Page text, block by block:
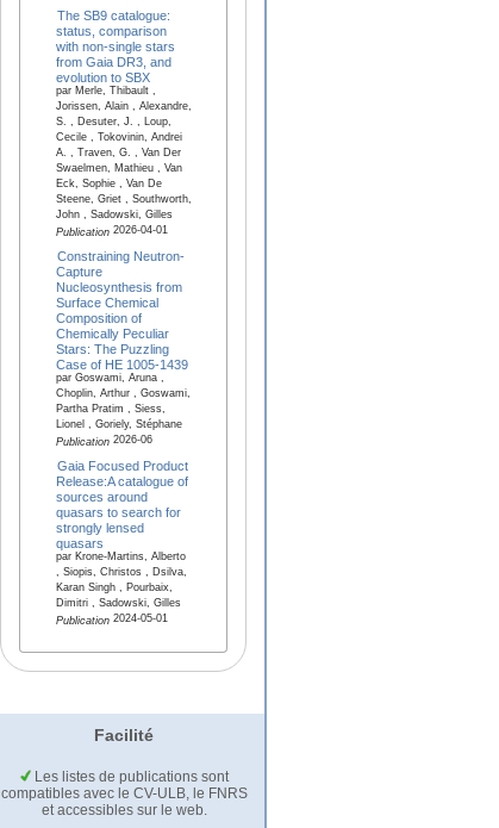
The SB9 catalogue:
status, comparison
with non-single stars
from Gaia DR3, and
evolution to SBX
par Merle, Thibault ,
Jorissen, Alain , Alexandre,
S. , Desuter, J. , Loup,
Cecile , Tokovinin, Andrei
A. , Traven, G. , Van Der
Swaelmen, Mathieu , Van
Eck, Sophie , Van De
Steene, Griet , Southworth,
John , Sadowski, Gilles
Publication2026-04-01
Constraining Neutron-
Capture
Nucleosynthesis from
Surface Chemical
Composition of
Chemically Peculiar
Stars: The Puzzling
Case of HE 1005-1439
par Goswami, Aruna ,
Choplin, Arthur , Goswami,
Partha Pratim , Siess,
Lionel , Goriely, Stéphane
Publication2026-06
Gaia Focused Product
Release:A catalogue of
sources around
quasars to search for
strongly lensed
quasars
par Krone-Martins, Alberto
, Siopis, Christos , Dsilva,
Karan Singh , Pourbaix,
Dimitri , Sadowski, Gilles
Publication2024-05-01
Facilité
Les listes de publications sont
compatibles avec le CV-ULB, le FNRS
et accessibles sur le web.